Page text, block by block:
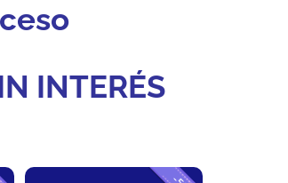
INTERÉS